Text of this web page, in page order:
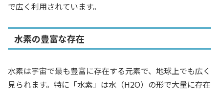
で広く利用されています。
水素の豊富な存在
水素は宇宙で最も豊富に存在する元素で、地球上でも広く
見られます。特に「水素」は水（H2O）の形で大量に存在